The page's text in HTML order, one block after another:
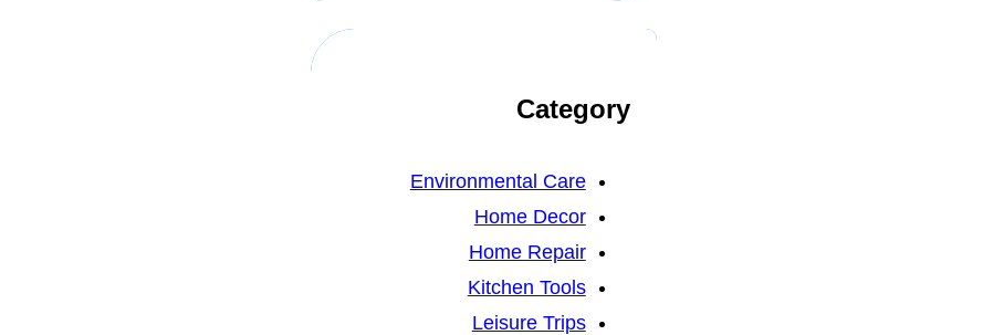
Category
Environmental Care
Home Decor
Home Repair
Kitchen Tools
Leisure Trips